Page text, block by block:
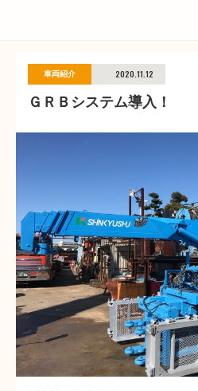
車両紹介 2020.11.12
ＧＲＢシステム導入！